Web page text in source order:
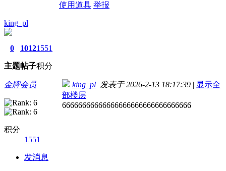
使用道具 举报
king_pl
0
主题
1012
帖子
1551
积分
金牌会员
积分
1551
发消息
king_pl 发表于 2026-2-13 18:17:39 | 显示全
部楼层
66666666666666666666666666666666